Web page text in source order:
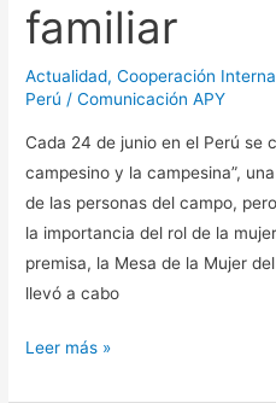
familiar
Actualidad,Cooperación
Perú /Comunicación APY
Cada 24 de junio en el Perú se
campesino y la campesina”,
de las personas del campo,
la importancia del rol de la
premisa, la Mesa de la Mujer
llevó a cabo
Leer más »